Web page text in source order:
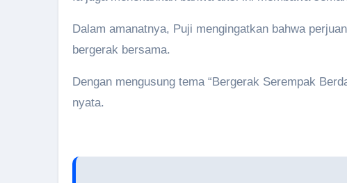
Dalam amanatnya, Puji mengingatkan bahwa
bergerak bersama.
Dengan mengusung tema “Bergerak Serempak
nyata.